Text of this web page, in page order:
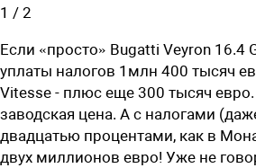
1 / 2
Если «просто» Bugatti Veyron 16.4
уплаты налогов 1млн 400 тысяч
Vitesse - плюс еще 300 тысяч евро.
заводская цена. А с налогами
двадцатью процентами, как в
двух миллионов евро! Уже не